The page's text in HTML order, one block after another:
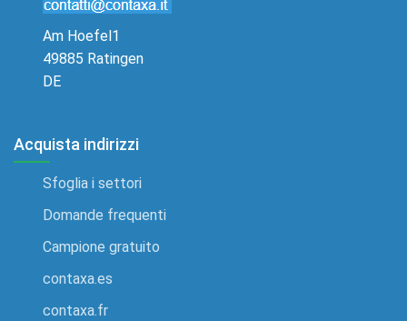
Am Hoefel1
49885 Ratingen
DE
Acquista indirizzi
Sfoglia i settori
Domande frequenti
Campione gratuito
contaxa.es
contaxa.fr